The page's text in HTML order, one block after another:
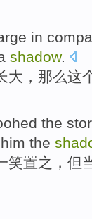
in
shadow.
大 ，那么这
the
him the
笑置之 ， 但